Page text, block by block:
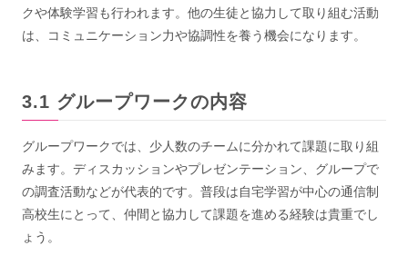
クや体験学習も行われます。他の生徒と協力して取り組む活動
は、コミュニケーション力や協調性を養う機会になります。
グループワークの内容
グループワークでは、少人数のチームに分かれて課題に取り組
みます。ディスカッションやプレゼンテーション、グループで
の調査活動などが代表的です。普段は自宅学習が中心の通信制
高校生にとって、仲間と協力して課題を進める経験は貴重でし
ょう。